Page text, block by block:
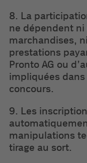
8. La
ne dépendent ni
marchandises,
prestations
Pronto AG ou
impliquées
concours.
9. Les
manipulations
tirage au sort.